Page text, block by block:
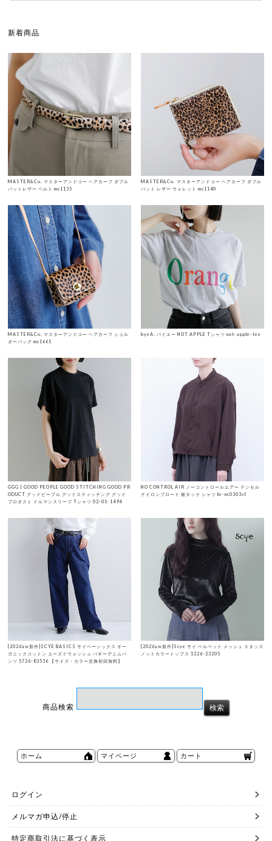
新着商品
MASTER&Co. マスターアンドコー ヘアカーフ ダブル
バットレザー ベルト mc1135
MASTER&Co. マスターアンドコー ヘアカーフ ダブル
バット レザー ウォレット mc1140
MASTER&Co. マスターアンドコー ヘアカーフ ショル
ダーバッグ mc1661
byeA. バイエー NOT APPLE Tシャツ not-apple-tee
GGG | GOOD PEOPLE GOOD STITCHING GOOD PR
ODUCT グッドピープル グッドスティッチング グッド
プロダクト ドルマンスリーブ Tシャツ 02-01-1494
NO CONTROL AIR ノーコントロールエアー テンセル
ナイロンブロード 裾タック シャツ hr-nc0303sf
[2026aw新作]SCYE BASICS サイベーシックス オー
ガニックコットン ユーズドウォッシュ バギーデニムパ
ンツ 5726-83536 【サイズ・カラー交換初回無料】
[2026aw新作]Scye サイ ベルベット メッシュ スタッズ
ノットカラートップス 1226-23205
商品検索
ホーム マイページ カート
ログイン
メルマガ申込/停止
特定商取引法に基づく表示